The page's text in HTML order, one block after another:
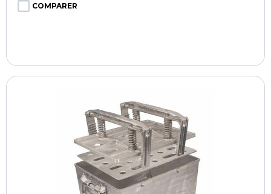
COMPARER